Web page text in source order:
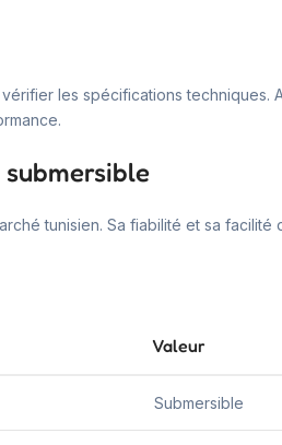
les spécifications
tunisien. Sa fiabilité et sa
Valeur
Submersible